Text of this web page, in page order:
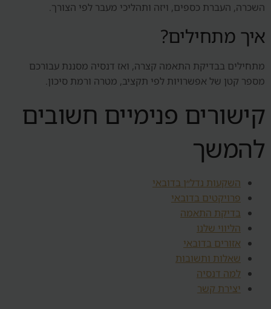
השכרה, העברת כספים, ויזה ותהליכי מעבר לפי הצורך.
איך מתחילים?
מתחילים בבדיקת התאמה קצרה, ואז דנסיה מסננת עבורכם
מספר קטן של אפשרויות לפי תקציב, מטרה ורמת סיכון.
קישורים פנימיים חשובים
להמשך
השקעות נדל״ן בדובאי
פרויקטים בדובאי
בדיקת התאמה
הליווי שלנו
אזורים בדובאי
שאלות ותשובות
למה דנסיה
יצירת קשר